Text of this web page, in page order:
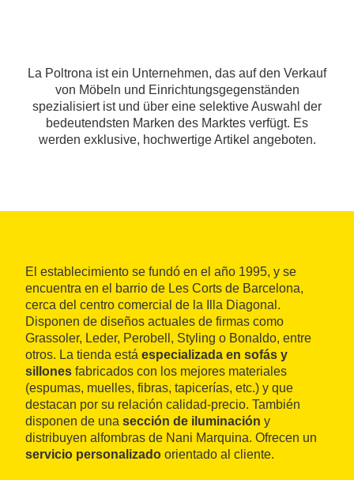
La Poltrona ist ein Unternehmen, das auf den Verkauf
von Möbeln und Einrichtungsgegenständen
spezialisiert ist und über eine selektive Auswahl der
bedeutendsten Marken des Marktes verfügt. Es
werden exklusive, hochwertige Artikel angeboten.
El establecimiento se fundó en el año 1995, y se
encuentra en el barrio de Les Corts de Barcelona,
cerca del centro comercial de la Illa Diagonal.
Disponen de diseños actuales de firmas como
Grassoler, Leder, Perobell, Styling o Bonaldo, entre
otros. La tienda está especializada en sofás y
sillones fabricados con los mejores materiales
(espumas, muelles, fibras, tapicerías, etc.) y que
destacan por su relación calidad-precio. También
disponen de una sección de iluminación y
distribuyen alfombras de Nani Marquina. Ofrecen un
servicio personalizado orientado al cliente.